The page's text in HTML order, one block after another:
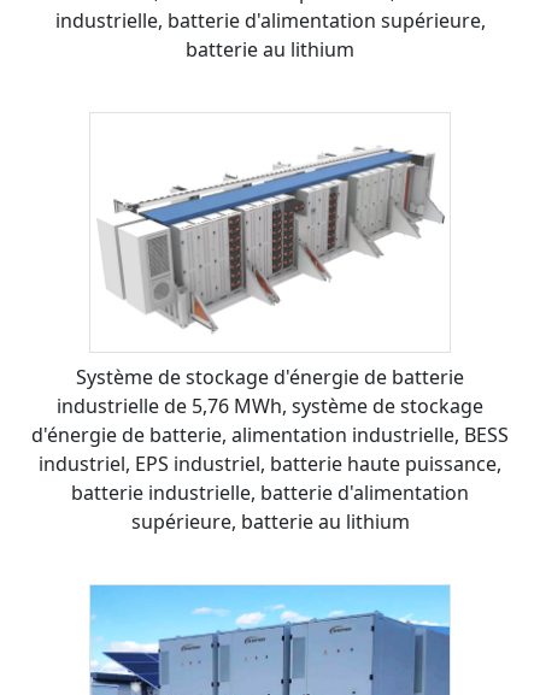
industrielle, batterie d'alimentation supérieure,
batterie au lithium
Système de stockage d'énergie de batterie
industrielle de 5,76 MWh, système de stockage
d'énergie de batterie, alimentation industrielle, BESS
industriel, EPS industriel, batterie haute puissance,
batterie industrielle, batterie d'alimentation
supérieure, batterie au lithium